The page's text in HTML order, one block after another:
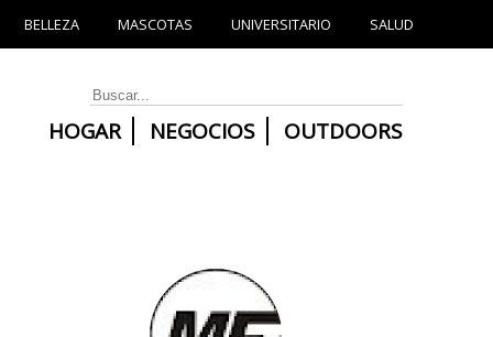
BELLEZA MASCOTAS UNIVERSITARIO SALUD
HOGAR NEGOCIOS OUTDOORS